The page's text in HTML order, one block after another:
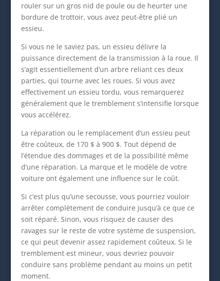
rouler sur un gros nid de poule ou de heurter une
bordure de trottoir, vous avez peut-être plié un
essieu.
Si vous ne le saviez pas, un essieu délivre la
puissance directement de la transmission à la roue. Il
s’agit essentiellement d’un arbre reliant ces deux
parties, qui tourne avec les roues. Si vous avez
effectivement un essieu tordu, vous remarquerez
généralement que le tremblement s’intensifie lorsque
vous accélérez.
La réparation ou le remplacement d’un essieu peut
être coûteux, de 170 $ à 900 $. Tout dépend de
l’étendue des dommages et de la possibilité même
d’une réparation. La marque et le modèle de votre
voiture ont également une influence sur le coût.
Si c’est plus qu’une secousse, vous pourriez vouloir
arrêter complètement de conduire jusqu’à ce que ce
soit réparé. Sinon, vous risquez de causer des
ravages sur le reste de votre système de suspension,
ce qui peut devenir assez rapidement coûteux. Si le
tremblement est mineur, vous devriez pouvoir
conduire sans problème pendant au moins un petit
moment.